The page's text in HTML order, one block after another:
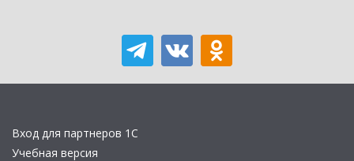
Вход для партнеров 1С
Учебная версия